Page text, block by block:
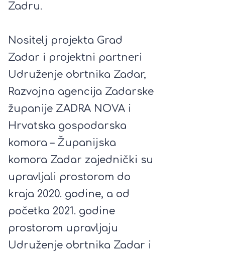
Zadru.
Nositelj projekta Grad
Zadar i projektni partneri
Udruženje obrtnika Zadar,
Razvojna agencija Zadarske
županije ZADRA NOVA i
Hrvatska gospodarska
komora – Županijska
komora Zadar zajednički su
upravljali prostorom do
kraja 2020. godine, a od
početka 2021. godine
prostorom upravljaju
Udruženje obrtnika Zadar i